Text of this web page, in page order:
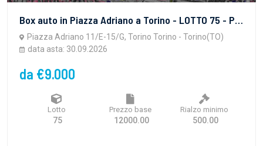
Box auto in Piazza Adriano a Torino - LOTTO 75 - PROPRIETA' SUPERFICIARIA - vendita telematica sulla piattaforma www.gobidreal.it n.32628.75
Piazza Adriano 11/E-15/G, Torino Torino - Torino(TO)
data asta: 30.09.2026
da €9.000
Lotto
75
Prezzo base
12000.00
Rialzo minimo
500.00